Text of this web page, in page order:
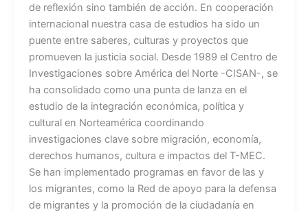
de reflexión sino también de acción. En cooperación
internacional nuestra casa de estudios ha sido un
puente entre saberes, culturas y proyectos que
promueven la justicia social. Desde 1989 el Centro de
Investigaciones sobre América del Norte -CISAN-, se
ha consolidado como una punta de lanza en el
estudio de la integración económica, política y
cultural en Norteamérica coordinando
investigaciones clave sobre migración, economía,
derechos humanos, cultura e impactos del T-MEC.
Se han implementado programas en favor de las y
los migrantes, como la Red de apoyo para la defensa
de migrantes y la promoción de la ciudadanía en